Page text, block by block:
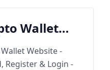
Wallet
URL
Website -
Register & Login -